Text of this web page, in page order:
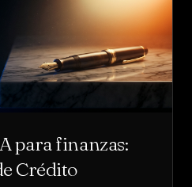
para finanzas:
Crédito